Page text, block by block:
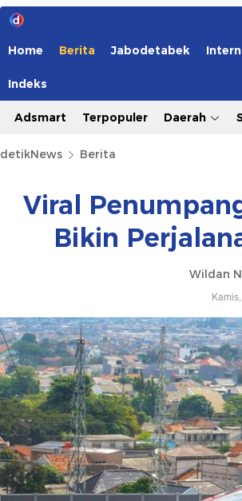
Home Berita Jabodetabek
Indeks
Adsmart Terpopuler Daerah
detikNews Berita
Viral
Bikin
Wildan